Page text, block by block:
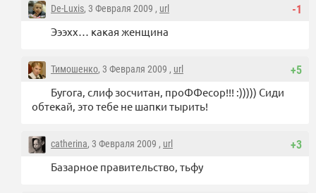
-1
De-Luxis, 3 Февраля 2009 , url
Эээхх… какая женщина
+5
Тимошенко, 3 Февраля 2009 , url
Бугога, слиф зосчитан, проФФесор!!! :))))) Сиди
обтекай, это тебе не шапки тырить!
+3
catherina, 3 Февраля 2009 , url
Базарное правительство, тьфу